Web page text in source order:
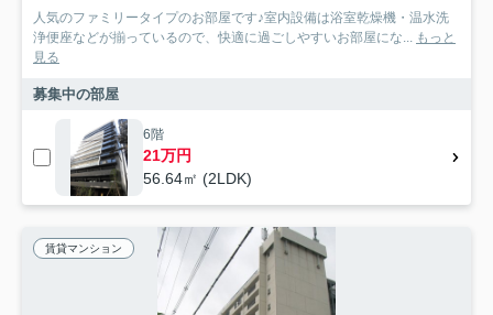
人気のファミリータイプのお部屋です♪室内設備は浴室乾燥機・温水洗
浄便座などが揃っているので、快適に過ごしやすいお部屋にな... もっと
見る
募集中の部屋
6階
21万円
56.64㎡ (2LDK)
賃貸マンション